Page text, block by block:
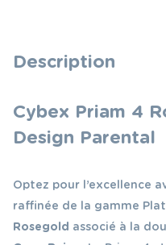
assis
Description
Cybex Priam 4
Design Parental
Optez pour l’excellence
raffinée de la gamme
Rosegold associé à la